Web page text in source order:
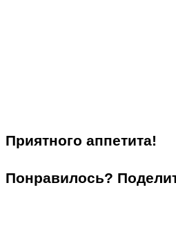
Приятного аппетита!
Понравилось?